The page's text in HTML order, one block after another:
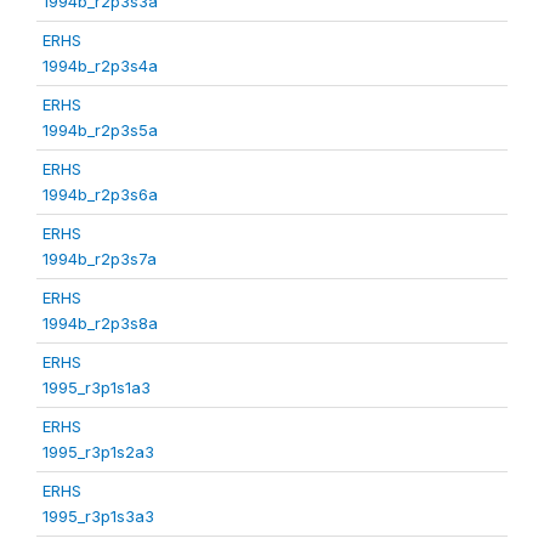
ERHS
1994b_r2p3s4a
ERHS
1994b_r2p3s5a
ERHS
1994b_r2p3s6a
ERHS
1994b_r2p3s7a
ERHS
1994b_r2p3s8a
ERHS
1995_r3p1s1a3
ERHS
1995_r3p1s2a3
ERHS
1995_r3p1s3a3